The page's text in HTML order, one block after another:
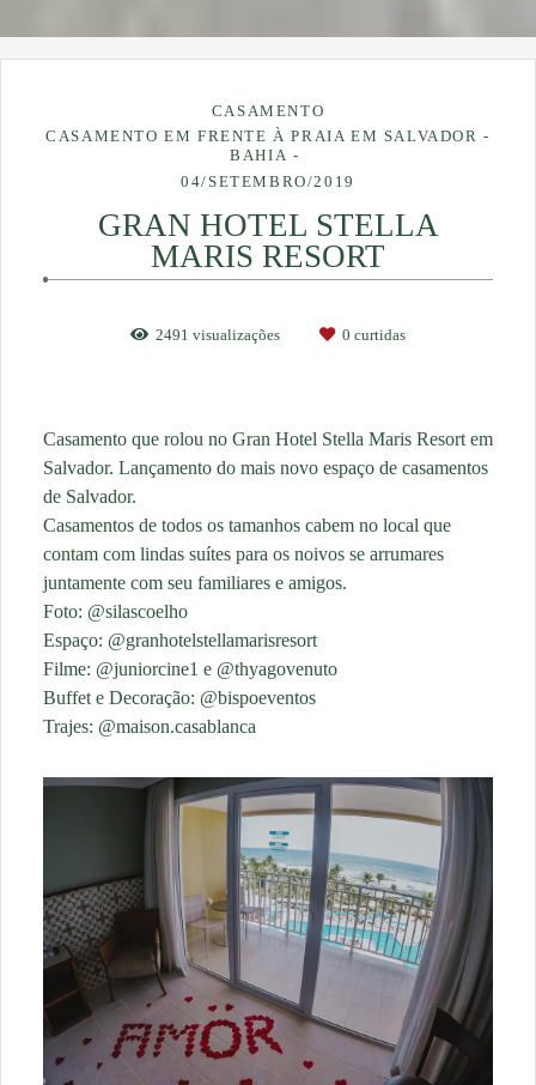
CASAMENTO
CASAMENTO EM FRENTE À PRAIA EM SALVADOR -
BAHIA
04/SETEMBRO/2019
GRAN HOTEL STELLA
MARIS RESORT
2491 visualizações 0 curtidas
Casamento que rolou no Gran Hotel Stella Maris Resort em
Salvador. Lançamento do mais novo espaço de casamentos
de Salvador.
Casamentos de todos os tamanhos cabem no local que
contam com lindas suítes para os noivos se arrumares
juntamente com seu familiares e amigos.
Foto: @silascoelho
Espaço: @granhotelstellamarisresort
Filme: @juniorcine1 e @thyagovenuto
Buffet e Decoração: @bispoeventos
Trajes: @maison.casablanca